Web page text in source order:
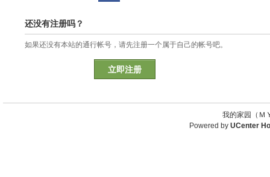
还没有注册吗？
如果还没有本站的通行帐号，请先注册一个属于自己的帐号吧。
立即注册
我的家园（
Powered by UCenter